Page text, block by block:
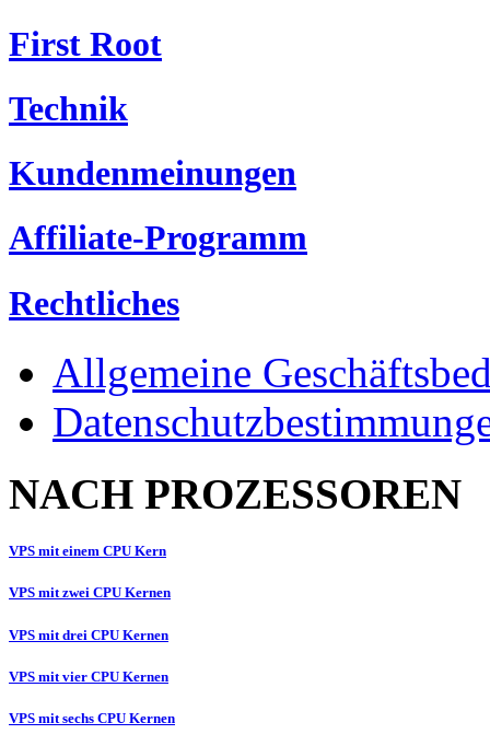
First Root
Technik
Kundenmeinungen
Affiliate-Programm
Rechtliches
Allgemeine
NACH PROZESSOREN
VPS mit einem CPU Kern
VPS mit zwei CPU Kernen
VPS mit drei CPU Kernen
VPS mit vier CPU Kernen
VPS mit sechs CPU Kernen